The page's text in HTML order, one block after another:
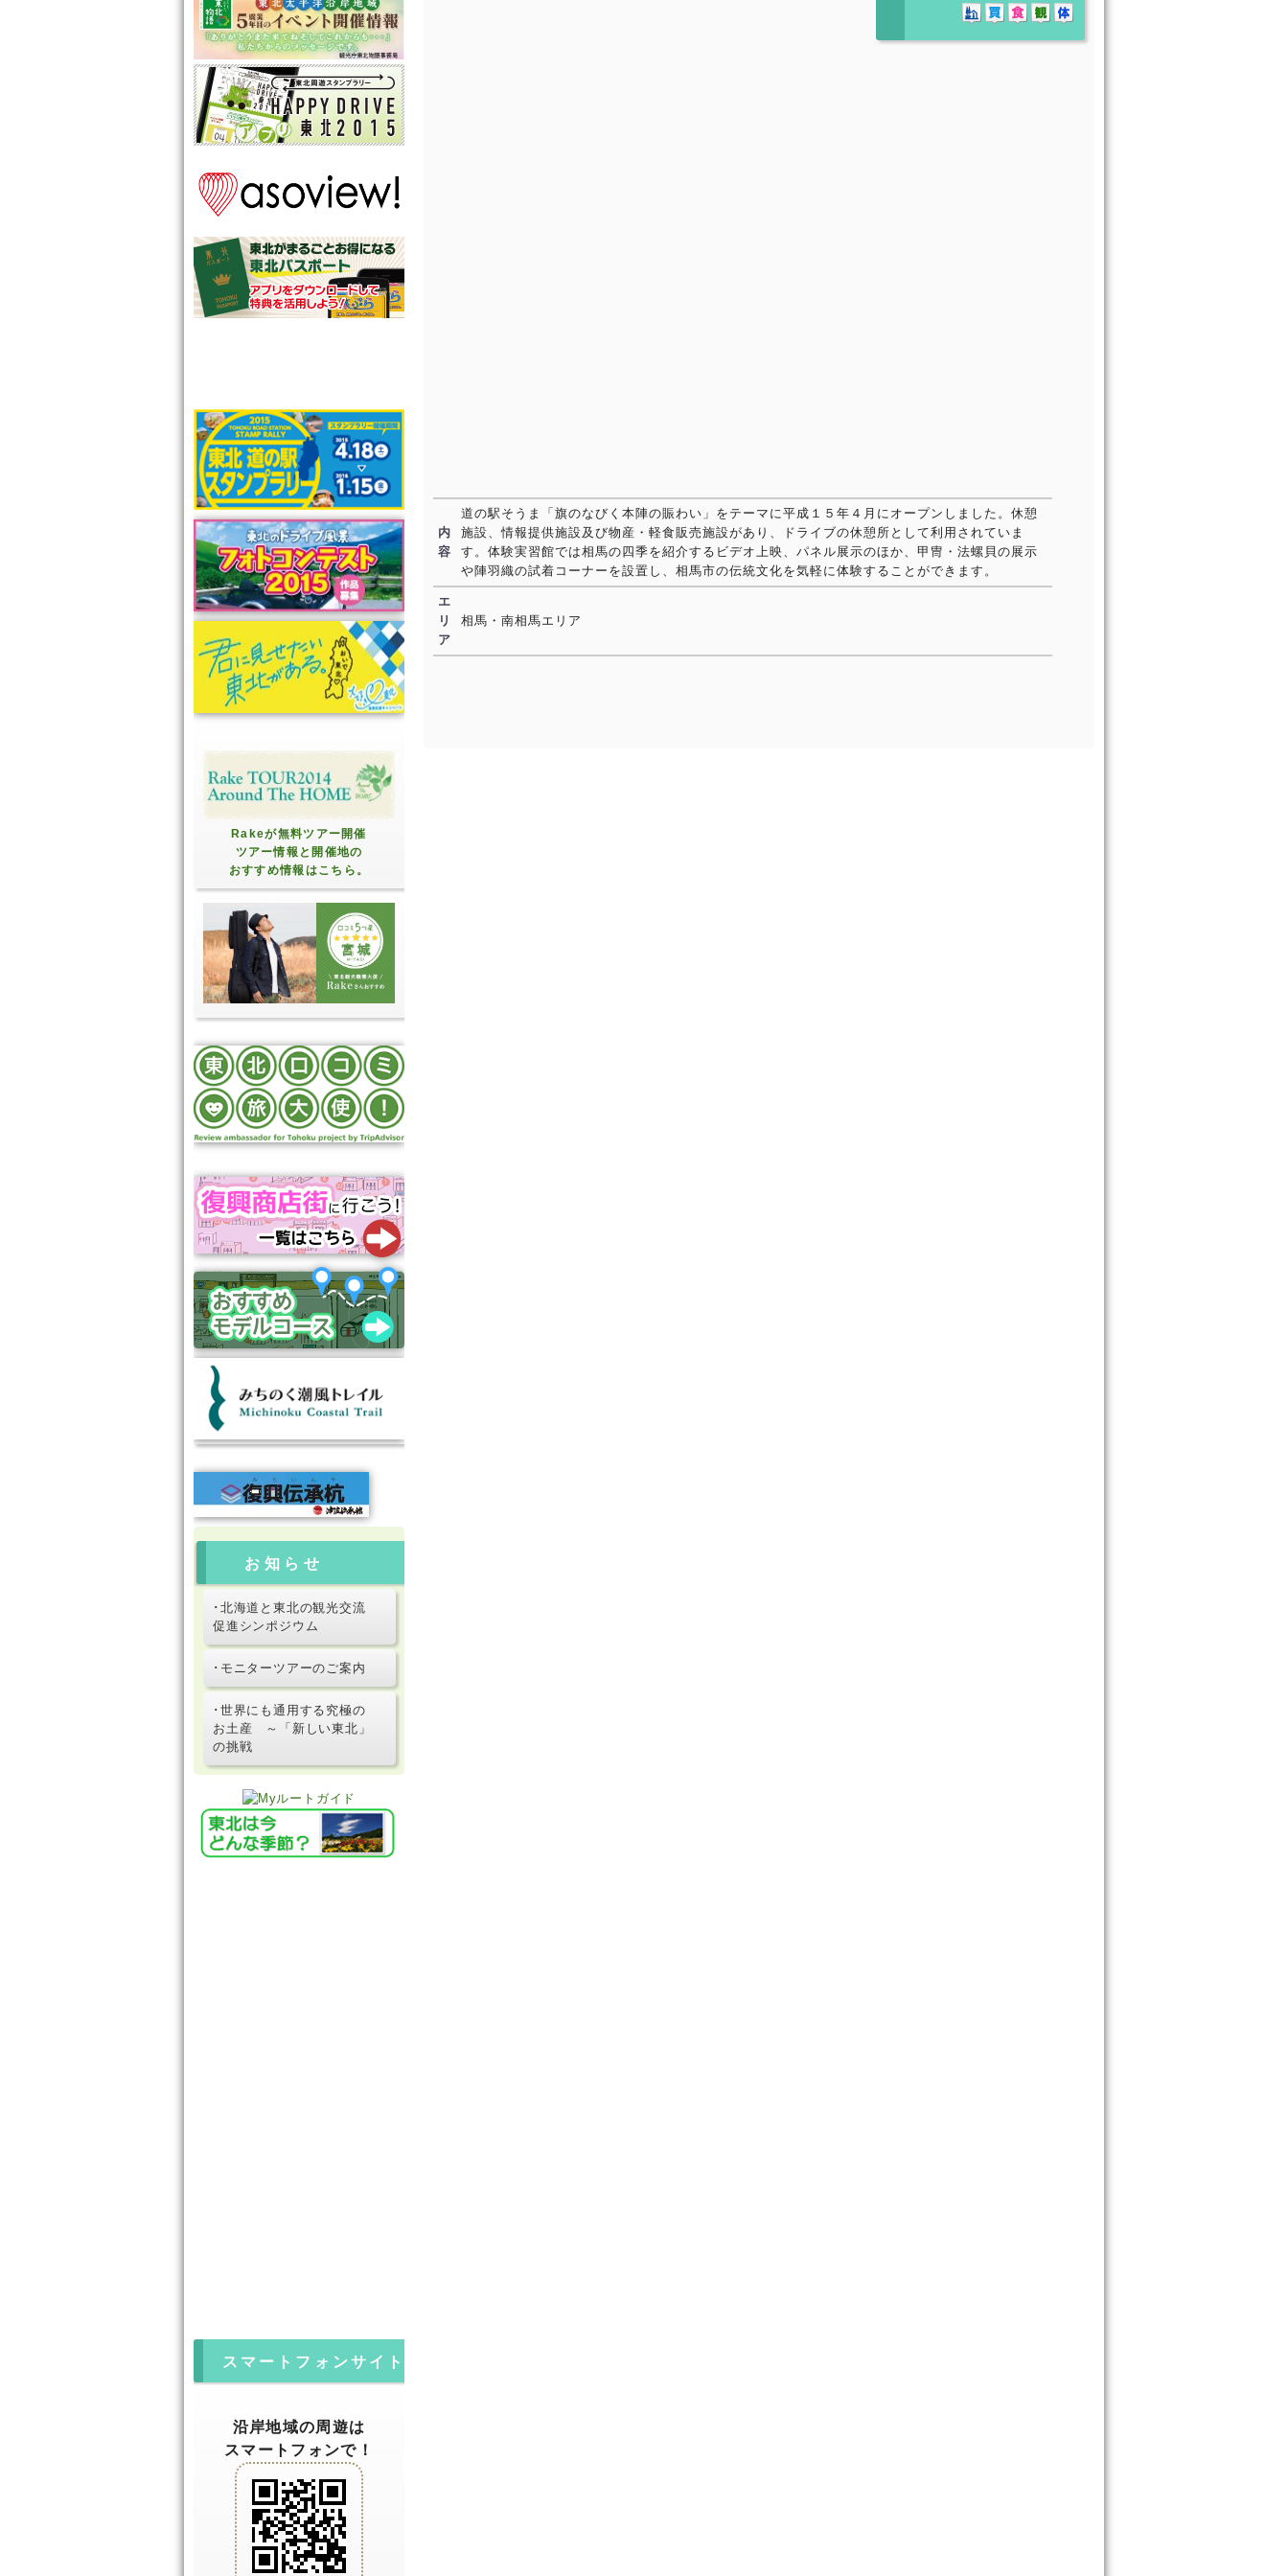
Rakeが無料ツアー開催
ツアー情報と開催地の
おすすめ情報はこちら。
お知らせ
･北海道と東北の観光交流
促進シンポジウム
･モニターツアーのご案内
･世界にも通用する究極の
お土産 ～「新しい東北」
の挑戦
スマートフォンサイト
沿岸地域の周遊は
スマートフォンで！
内
容
道の駅そうま「旗のなびく本陣の賑わい」をテーマに平成１５年４月にオープンしました。休憩
施設、情報提供施設及び物産・軽食販売施設があり、ドライブの休憩所として利用されていま
す。体験実習館では相馬の四季を紹介するビデオ上映、パネル展示のほか、甲冑・法螺貝の展示
や陣羽織の試着コーナーを設置し、相馬市の伝統文化を気軽に体験することができます。
エ
リ
ア
相馬・南相馬エリア